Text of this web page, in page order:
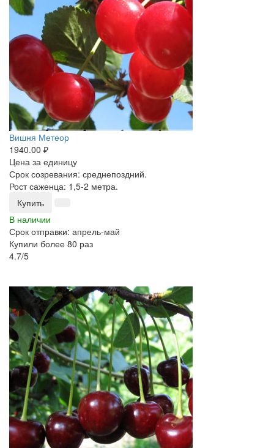
Вишня Метеор
1940.00 ₽
Цена за единицу
Срок созревания: среднепоздний.
Рост саженца: 1,5-2 метра.
Купить
В наличии
Срок отправки: апрель-май
Купили более 80 раз
4.7/5